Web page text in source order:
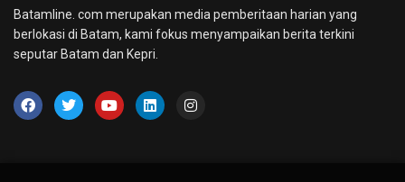
Batamline. com merupakan media pemberitaan harian yang
berlokasi di Batam, kami fokus menyampaikan berita terkini
seputar Batam dan Kepri.